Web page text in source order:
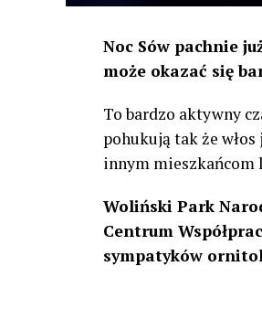
Noc Sów pachnie
może okazać się
To bardzo aktywny
pohukują tak że
innym mieszkańcom
Woliński Park
Centrum
sympatyków